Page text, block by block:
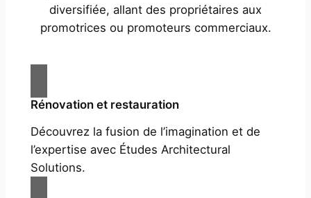
diversifiée, allant des propriétaires aux
promotrices ou promoteurs commerciaux.
Rénovation et restauration
Découvrez la fusion de l’imagination et de
l’expertise avec Études Architectural
Solutions.